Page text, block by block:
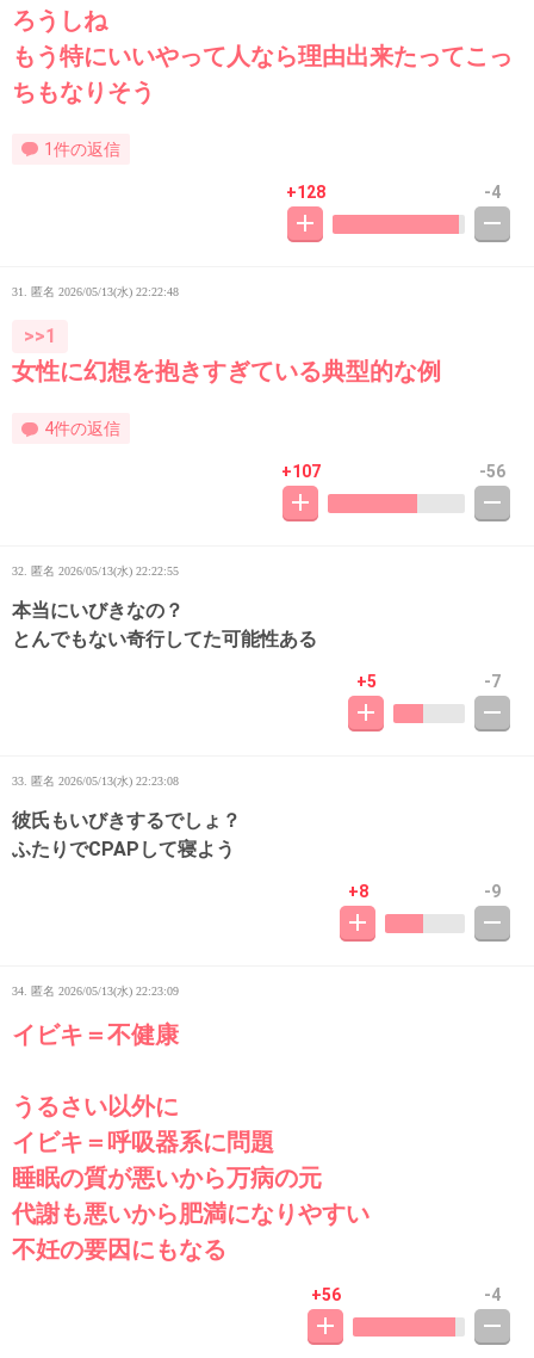
ろうしね
もう特にいいやって人なら理由出来たってこっ
ちもなりそう
1件の返信
+128 -4
31. 匿名 2026/05/13(水) 22:22:48
>>1
女性に幻想を抱きすぎている典型的な例
4件の返信
+107 -56
32. 匿名 2026/05/13(水) 22:22:55
本当にいびきなの？
とんでもない奇行してた可能性ある
+5 -7
33. 匿名 2026/05/13(水) 22:23:08
彼氏もいびきするでしょ？
ふたりでCPAPして寝よう
+8 -9
34. 匿名 2026/05/13(水) 22:23:09
イビキ＝不健康
うるさい以外に
イビキ＝呼吸器系に問題
睡眠の質が悪いから万病の元
代謝も悪いから肥満になりやすい
不妊の要因にもなる
+56 -4